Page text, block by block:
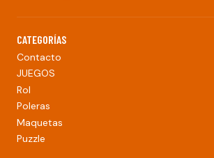
CATEGORÍAS
Contacto
JUEGOS
Rol
Poleras
Maquetas
Puzzle